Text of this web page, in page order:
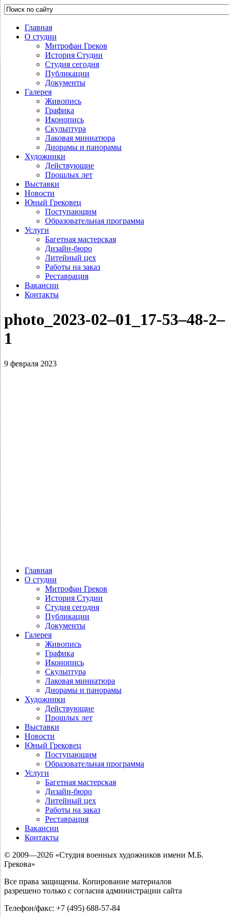
Главная
О студии
Митрофан Греков
История Студии
Студия сегодня
Публикации
Документы
Галерея
Живопись
Графика
Иконопись
Скульптура
Лаковая миниатюра
Диорамы и панорамы
Художники
Действующие
Прошлых лет
Выставки
Новости
Юный Грековец
Поступающим
Образовательная программа
Услуги
Багетная мастерская
Дизайн-бюро
Литейный цех
Работы на заказ
Реставрация
Вакансии
Контакты
photo_2023-02–01_17-53–48‑2–
1
9 февраля 2023
Главная
О студии
Митрофан Греков
История Студии
Студия сегодня
Публикации
Документы
Галерея
Живопись
Графика
Иконопись
Скульптура
Лаковая миниатюра
Диорамы и панорамы
Художники
Действующие
Прошлых лет
Выставки
Новости
Юный Грековец
Поступающим
Образовательная программа
Услуги
Багетная мастерская
Дизайн-бюро
Литейный цех
Работы на заказ
Реставрация
Вакансии
Контакты
© 2009—2026 «Студия военных художников имени М.Б.
Грекова»
Все права защищены. Копирование материалов
разрешено только с согласия администрации сайта
Телефон/факс: +7 (495) 688-57-84